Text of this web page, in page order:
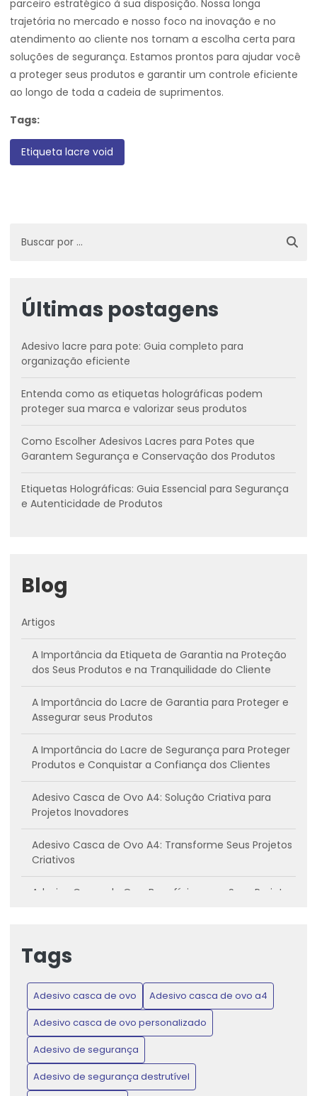
parceiro estratégico à sua disposição. Nossa longa
trajetória no mercado e nosso foco na inovação e no
atendimento ao cliente nos tornam a escolha certa para
soluções de segurança. Estamos prontos para ajudar você
a proteger seus produtos e garantir um controle eficiente
ao longo de toda a cadeia de suprimentos.
Tags:
Etiqueta lacre void
Últimas postagens
Adesivo lacre para pote: Guia completo para
organização eficiente
Entenda como as etiquetas holográficas podem
proteger sua marca e valorizar seus produtos
Como Escolher Adesivos Lacres para Potes que
Garantem Segurança e Conservação dos Produtos
Etiquetas Holográficas: Guia Essencial para Segurança
e Autenticidade de Produtos
Blog
Artigos
A Importância da Etiqueta de Garantia na Proteção
dos Seus Produtos e na Tranquilidade do Cliente
A Importância do Lacre de Garantia para Proteger e
Assegurar seus Produtos
A Importância do Lacre de Segurança para Proteger
Produtos e Conquistar a Confiança dos Clientes
Adesivo Casca de Ovo A4: Solução Criativa para
Projetos Inovadores
Adesivo Casca de Ovo A4: Transforme Seus Projetos
Criativos
Adesivo Casca de Ovo: Benefícios para Seus Projetos
como utilizar
Adesivo Casca de Ovo: Inovação para Projetos
Criativos e Práticos
Adesivo Casca de Ovo: Proteja Produtos e Ganhe
Confiança do Consumidor
Adesivo Casca de Ovo: Transforme Seus Projetos de
Tags
Adesivo casca de ovo
Adesivo casca de ovo a4
Adesivo casca de ovo personalizado
Adesivo de segurança
Adesivo de segurança destrutível